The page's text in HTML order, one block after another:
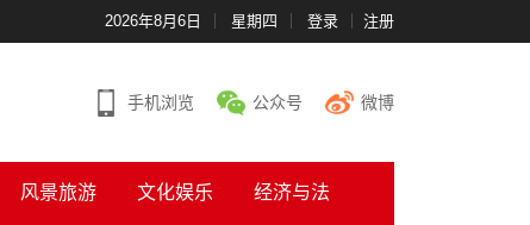
2026年8月6日 星期四 登录 注册
手机浏览 公众号 微博
风景旅游 文化娱乐 经济与法